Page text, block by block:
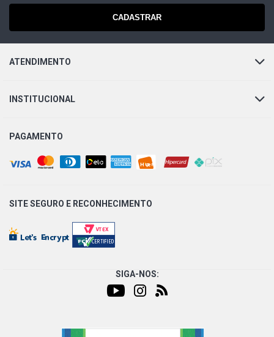
CADASTRAR
ATENDIMENTO
INSTITUCIONAL
PAGAMENTO
SITE SEGURO E RECONHECIMENTO
SIGA-NOS: